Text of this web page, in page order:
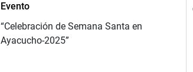
Evento
“Celebración de Semana Santa en
Ayacucho-2025”